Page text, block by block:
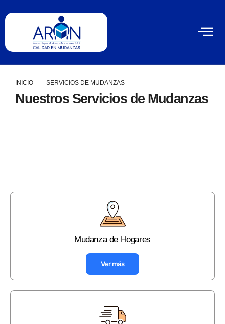
INICIO SERVICIOS DE MUDANZAS
Nuestros Servicios de Mudanzas
Mudanza de Hogares
Ver más